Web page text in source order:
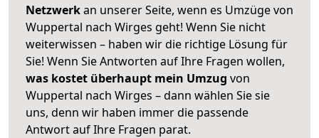
Netzwerkan unserer Seite, wenn es Umzüge von
Wuppertal nach Wirges geht! Wenn Sie nicht
weiterwissen – haben wir die richtige Lösung für
Sie! Wenn Sie Antworten auf Ihre Fragen wollen,
was kostet überhaupt mein Umzug von
Wuppertal nach Wirges – dann wählen Sie sie
uns, denn wir haben immer die passende
Antwort auf Ihre Fragen parat.